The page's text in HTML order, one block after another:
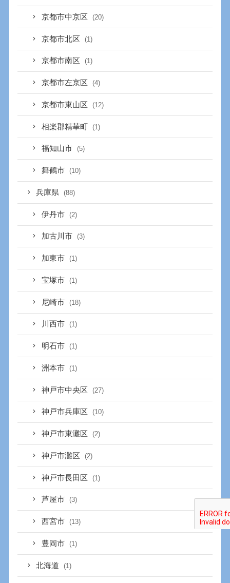
京都市中京区 (20)
京都市北区 (1)
京都市南区 (1)
京都市左京区 (4)
京都市東山区 (12)
相楽郡精華町 (1)
福知山市 (5)
舞鶴市 (10)
兵庫県 (88)
伊丹市 (2)
加古川市 (3)
加東市 (1)
宝塚市 (1)
尼崎市 (18)
川西市 (1)
明石市 (1)
洲本市 (1)
神戸市中央区 (27)
神戸市兵庫区 (10)
神戸市東灘区 (2)
神戸市灘区 (2)
神戸市長田区 (1)
芦屋市 (3)
西宮市 (13)
豊岡市 (1)
北海道 (1)